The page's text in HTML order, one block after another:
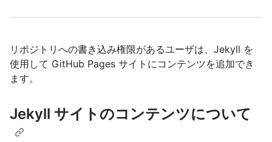
リポジトリへの書き込み権限があるユーザは、Jekyll を
使用して GitHub Pages サイトにコンテンツを追加でき
ます。
Jekyll サイトのコンテンツについて